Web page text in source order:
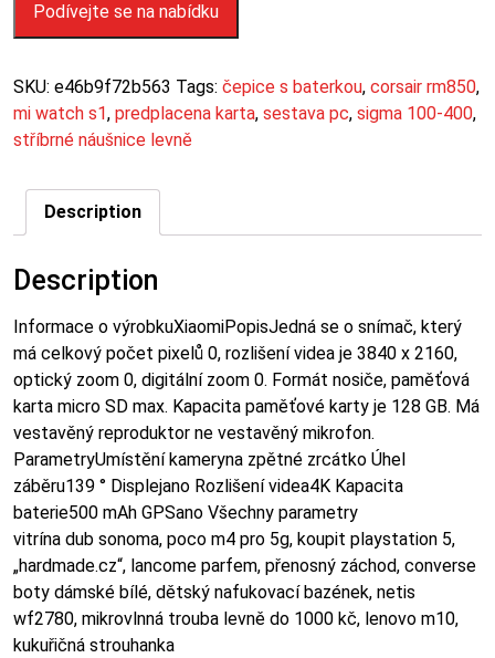
Podívejte se na nabídku
SKU: e46b9f72b563 Tags: čepice s baterkou, corsair rm850,
mi watch s1, predplacena karta, sestava pc, sigma 100-400,
stříbrné náušnice levně
Description
Description
Informace o výrobkuXiaomiPopisJedná se o snímač, který
má celkový počet pixelů 0, rozlišení videa je 3840 x 2160,
optický zoom 0, digitální zoom 0. Formát nosiče, paměťová
karta micro SD max. Kapacita paměťové karty je 128 GB. Má
vestavěný reproduktor ne vestavěný mikrofon.
ParametryUmístění kameryna zpětné zrcátko Úhel
záběru139 ° Displejano Rozlišení videa4K Kapacita
baterie500 mAh GPSano Všechny parametry
vitrína dub sonoma, poco m4 pro 5g, koupit playstation 5,
„hardmade.cz“, lancome parfem, přenosný záchod, converse
boty dámské bílé, dětský nafukovací bazének, netis
wf2780, mikrovlnná trouba levně do 1000 kč, lenovo m10,
kukuřičná strouhanka